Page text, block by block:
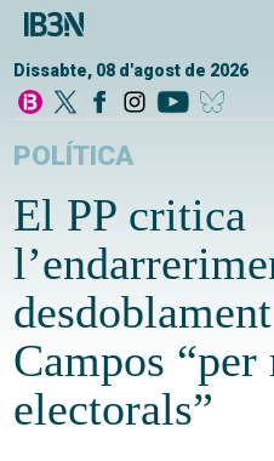
Dissabte, 08 d'agost de 2026
POLÍTICA
El PP critica
Campos
electorals”